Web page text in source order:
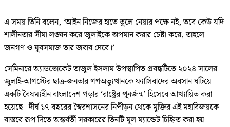
এ সময় তিনি বলেন, ‘আইন নিজের হাতে তুলে নেয়ার পক্ষে নই, তবে কেউ যদি
শালীনতার সীমা লঙ্ঘন করে জুলাইকে অপমান করার চেষ্টা করে, তাহলে
জনগণ ও যুবসমাজ তার জবাব দেবে।’
সেমিনারে অ্যাডভোকেট তাজুল ইসলাম উপস্থাপিত প্রবন্ধটিতে ২০২৪ সালের
জুলাই-আগস্টের ছাত্র-জনতার গণঅভ্যুত্থানকে ফ্যাসিবাদের অবসান ঘটিয়ে
একটি বৈষম্যহীন বাংলাদেশ গড়ার ‘রাষ্ট্রের পুনর্জন্ম’ হিসেবে আখ্যায়িত করা
হয়েছে। দীর্ঘ ১৭ বছরের স্বৈরশাসনের নিপীড়ন থেকে মুক্তির এই মহাবিজয়কে
বাস্তবে রূপ দিতে অন্তর্বর্তী সরকারের তিনটি মূল ম্যান্ডেট চিহ্নিত করা হয়।